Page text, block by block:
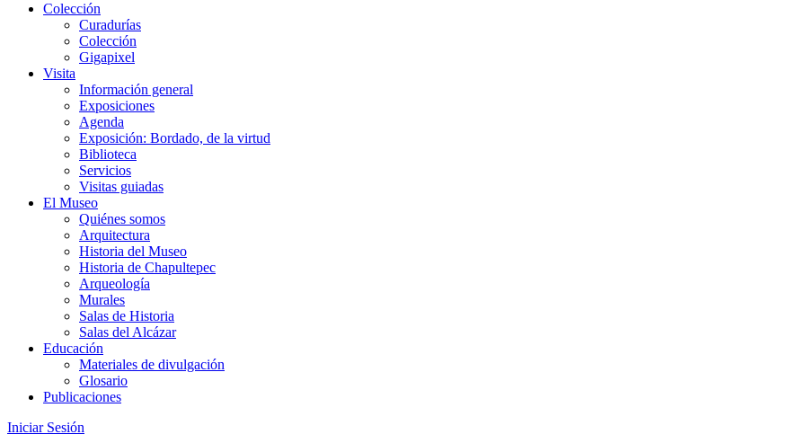
Colección
Curadurías
Colección
Gigapixel
Visita
Información general
Exposiciones
Agenda
Exposición: Bordado, de la virtud
Biblioteca
Servicios
Visitas guiadas
El Museo
Quiénes somos
Arquitectura
Historia del Museo
Historia de Chapultepec
Arqueología
Murales
Salas de Historia
Salas del Alcázar
Educación
Materiales de divulgación
Glosario
Publicaciones
Iniciar Sesión